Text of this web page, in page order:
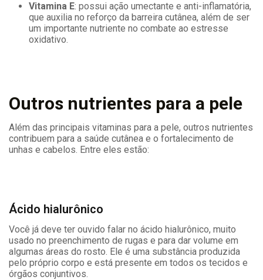
Vitamina E: possui ação umectante e anti-inflamatória,
que auxilia no reforço da barreira cutânea, além de ser
um importante nutriente no combate ao estresse
oxidativo.
Outros nutrientes para a pele
Além das principais vitaminas para a pele, outros nutrientes
contribuem para a saúde cutânea e o fortalecimento de
unhas e cabelos. Entre eles estão:
Ácido hialurônico
Você já deve ter ouvido falar no ácido hialurônico, muito
usado no preenchimento de rugas e para dar volume em
algumas áreas do rosto. Ele é uma substância produzida
pelo próprio corpo e está presente em todos os tecidos e
órgãos conjuntivos.